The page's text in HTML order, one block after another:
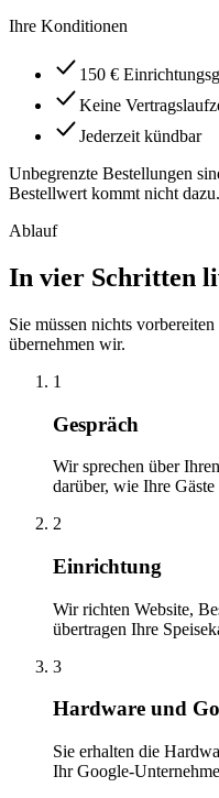
Ihre Konditionen
150 €
Keine
Jederzeit kündbar
Unbegrenzte Bestellungen
Bestellwert kommt nicht dazu.
Ablauf
In vier Schritten
Sie müssen nichts
übernehmen wir.
1
Gespräch
Wir sprechen über
darüber, wie Ihre Gäste
2
Einrichtung
Wir richten Website,
übertragen Ihre
3
Hardware und
Sie erhalten die
Ihr Google-